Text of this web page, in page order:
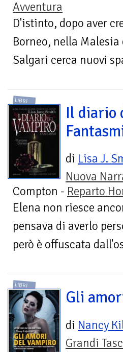
Avventura
D'istinto, dopo aver
Borneo, nella
Salgari cerca nuovi
LIBRI
Il diario
di Lisa J.
Nuova
Compton - Reparto
Elena non riesce
pensava di averlo
però è offuscata
LIBRI
Gli
di Nancy
Grandi